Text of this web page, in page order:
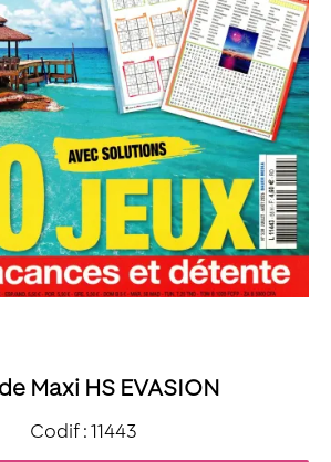
Maxi HS EVASION
Codif : 11443